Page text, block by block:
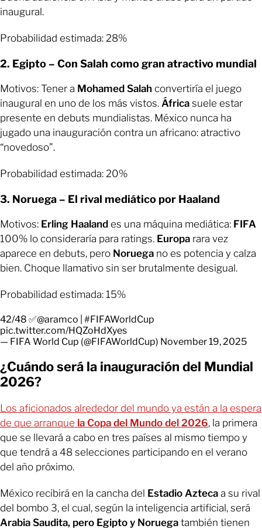
inaugural.
Probabilidad estimada: 28%
2. Egipto – Con Salah como gran atractivo mundial
Motivos: Tener a Mohamed Salah convertiría el juego
inaugural en uno de los más vistos. África suele estar
presente en debuts mundialistas. México nunca ha
jugado una inauguración contra un africano: atractivo
“novedoso”.
Probabilidad estimada: 20%
3. Noruega – El rival mediático por Haaland
Motivos: Erling Haaland es una máquina mediática: FIFA
100% lo consideraría para ratings. Europa rara vez
aparece en debuts, pero Noruega no es potencia y calza
bien. Choque llamativo sin ser brutalmente desigual.
Probabilidad estimada: 15%
42/48 ✅@aramco #FIFAWorldCup
pic.twitter.com/HQZoHdXyes
— FIFA World Cup (@FIFAWorldCup) November 19, 2025
¿Cuándo será la inauguración del Mundial
2026?
Los aficionados alrededor del mundo ya están a la espera
de que arranque la Copa del Mundo del 2026, la primera
que se llevará a cabo en tres países al mismo tiempo y
que tendrá a 48 selecciones participando en el verano
del año próximo.
México recibirá en la cancha del Estadio Azteca a su rival
del bombo 3, el cual, según la inteligencia artificial, será
Arabia Saudita, pero Egipto y Noruega también tienen